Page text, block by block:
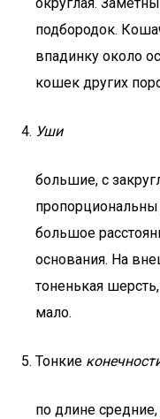
подбородок.
впадинку около
кошек других
Уши
большие, с
большое
основания. На
тоненькая
мало.
Тонкие
по длине